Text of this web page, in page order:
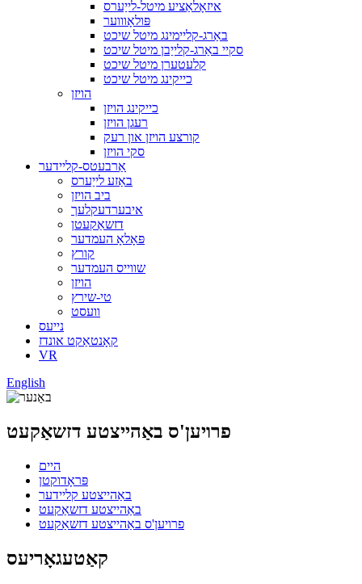
איזאָלאַציע מיטל-לייַערס
פּולאָוווער
באַרג-קליימינג מיטל שיכט
סקיי באַרג-קלייַבן מיטל שיכט
קלעטערן מיטל שיכט
כייקינג מיטל שיכט
הויזן
כייקינג הויזן
רעגן הויזן
קורצע הויזן און רעק
סקי הויזן
אַרבעטס-קליידער
באַזע לייַערס
ביב הויזן
איבערדעקלעך
דזשאַקעטן
פּאָלאָ העמדער
קורץ
שווייס העמדער
הויזן
טי-שירץ
וועסט
נייעס
קאָנטאַקט אונדז
VR
English
פרויען'ס באַהייצטע דזשאַקעט
היים
פּראָדוקטן
באַהייצטע קליידער
באַהייצטע דזשאַקעט
פרויען'ס באַהייצטע דזשאַקעט
קאַטעגאָריעס